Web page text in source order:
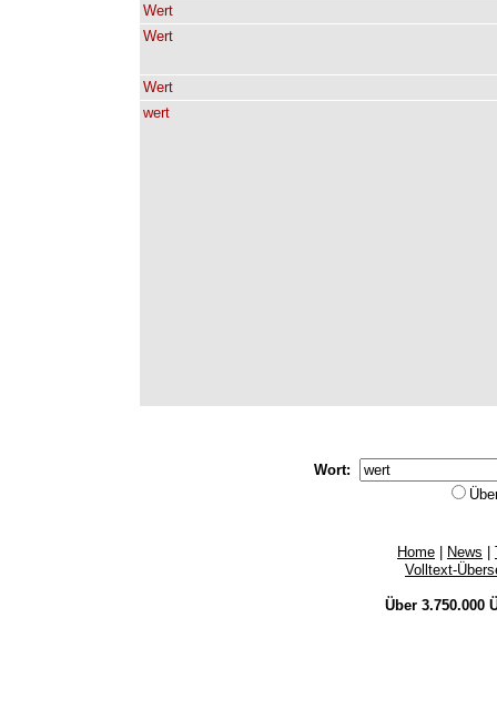
Wert
Wert
Wert
wert
Wort:
Home News
Volltext-
Über 3.750.000